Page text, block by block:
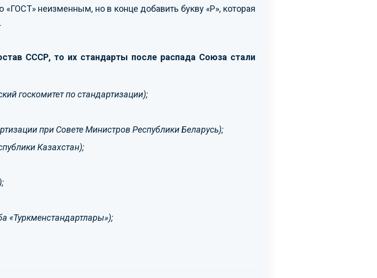
«ГОСТ» неизменным, но в конце добавить букву «Р», которая
СССР, то их стандарты после распада Союза стали
госкомитет по стандартизации);
при Совете Министров Республики Беларусь);
Казахстан);
«Туркменстандартлары»);